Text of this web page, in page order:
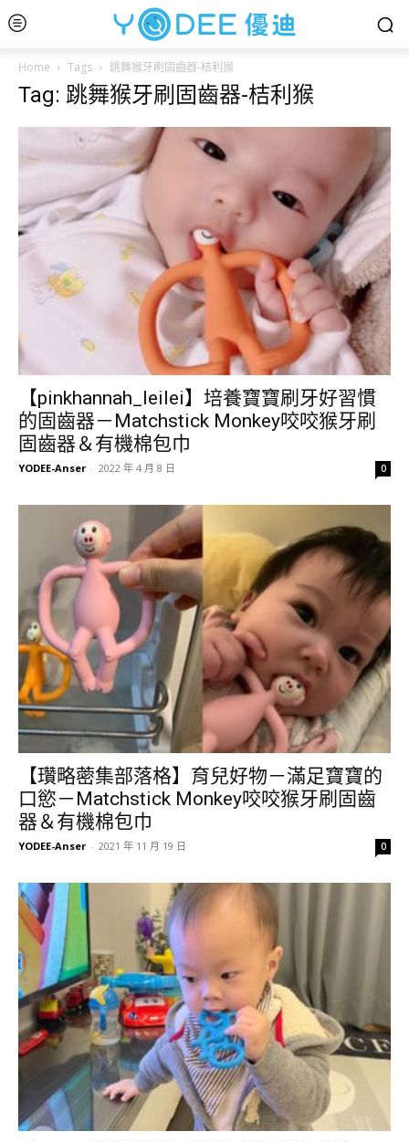
Home Tags 跳舞猴牙刷固齒器-桔利猴
Tag: 跳舞猴牙刷固齒器-桔利猴
【pinkhannah_leilei】培養寶寶刷牙好習慣
的固齒器－Matchstick Monkey咬咬猴牙刷
固齒器＆有機棉包巾
YODEE-Anser - 2022 年 4 月 8 日 0
【瓚略蔤集部落格】育兒好物－滿足寶寶的
口慾－Matchstick Monkey咬咬猴牙刷固齒
器＆有機棉包巾
YODEE-Anser - 2021 年 11 月 19 日 0